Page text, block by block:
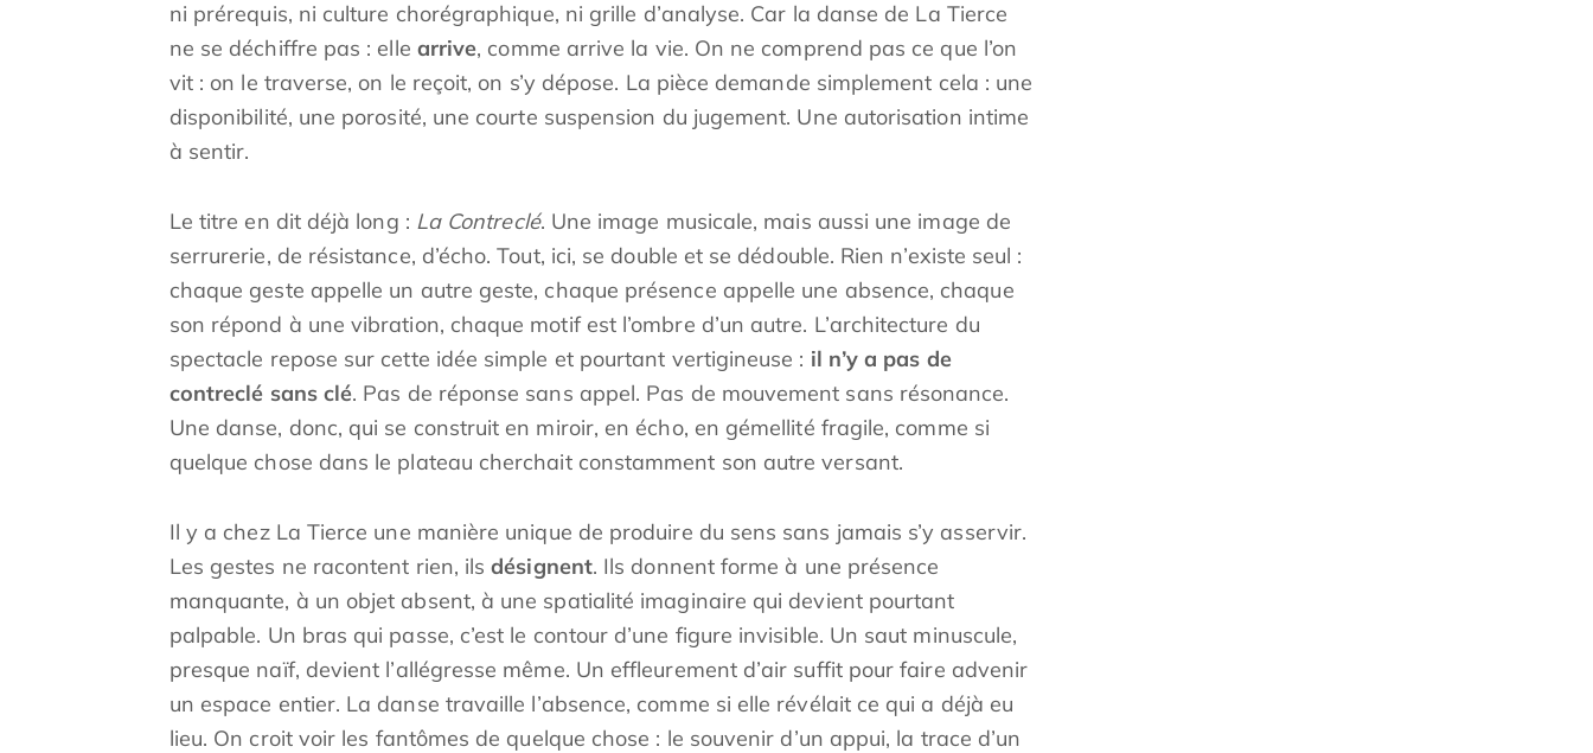
ni prérequis, ni culture chorégraphique, ni grille d’analyse. Car la danse de La Tierce
ne se déchiffre pas : elle arrive, comme arrive la vie. On ne comprend pas ce que l’on
vit : on le traverse, on le reçoit, on s’y dépose. La pièce demande simplement cela : une
disponibilité, une porosité, une courte suspension du jugement. Une autorisation intime
à sentir.
Le titre en dit déjà long : La Contreclé. Une image musicale, mais aussi une image de
serrurerie, de résistance, d’écho. Tout, ici, se double et se dédouble. Rien n’existe seul :
chaque geste appelle un autre geste, chaque présence appelle une absence, chaque
son répond à une vibration, chaque motif est l’ombre d’un autre. L’architecture du
spectacle repose sur cette idée simple et pourtant vertigineuse : il n’y a pas de
contreclé sans clé. Pas de réponse sans appel. Pas de mouvement sans résonance.
Une danse, donc, qui se construit en miroir, en écho, en gémellité fragile, comme si
quelque chose dans le plateau cherchait constamment son autre versant.
Il y a chez La Tierce une manière unique de produire du sens sans jamais s’y asservir.
Les gestes ne racontent rien, ilsdésignent. Ils donnent forme à une présence
manquante, à un objet absent, à une spatialité imaginaire qui devient pourtant
palpable. Un bras qui passe, c’est le contour d’une figure invisible. Un saut minuscule,
presque naïf, devient l’allégresse même. Un effleurement d’air suffit pour faire advenir
un espace entier. La danse travaille l’absence, comme si elle révélait ce qui a déjà eu
lieu. On croit voir les fantômes de quelque chose : le souvenir d’un appui, la trace d’un